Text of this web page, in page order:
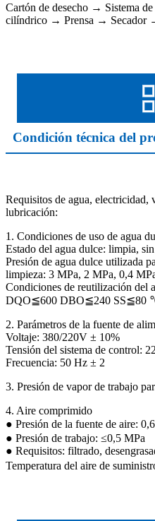
Cartón de desecho → Sistema
cilíndrico → Prensa → Secador
Condición técnica del
Requisitos de agua, electricidad,
lubricación:
1. Condiciones de uso de agua
Estado del agua dulce: limpia,
Presión de agua dulce utilizada
limpieza: 3 MPa, 2 MPa, 0,4
Condiciones de reutilización del
DQO≦600 DBO≦240 SS≦80
2. Parámetros de la fuente de
Voltaje: 380/220V ± 10%
Tensión del sistema de control:
Frecuencia: 50 Hz ± 2
3. Presión de vapor de trabajo
4. Aire comprimido
● Presión de la fuente de aire:
● Presión de trabajo: ≤0,5 MPa
● Requisitos: filtrado,
Temperatura del aire de